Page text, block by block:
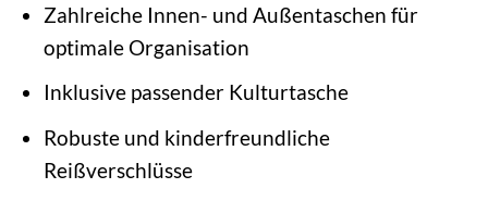
Zahlreiche Innen- und Außentaschen für
optimale Organisation
Inklusive passender Kulturtasche
Robuste und kinderfreundliche
Reißverschlüsse